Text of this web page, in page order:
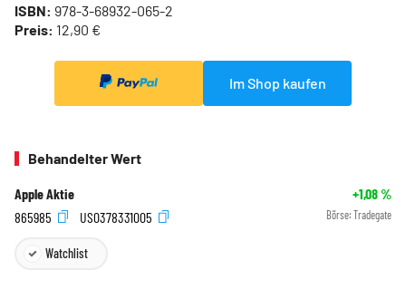
ISBN: 978-3-68932-065-2
Preis: 12,90 €
Im Shop kaufen
Behandelter Wert
Apple Aktie +1,08%
865985
US0378331005 Börse: Tradegate
Watchlist